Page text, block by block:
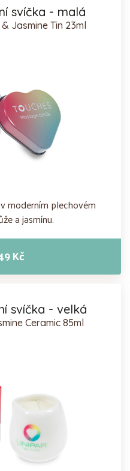
svíčka - malá
Jasmine Tin 23ml
moderním plechovém
a jasmínu.
Kč
svíčka - velká
Ceramic 85ml